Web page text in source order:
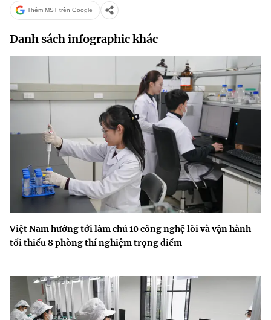
Thêm MST trên Google
Danh sách infographic khác
Việt Nam hướng tới làm chủ 10 công nghệ lõi và vận hành
tối thiểu 8 phòng thí nghiệm trọng điểm